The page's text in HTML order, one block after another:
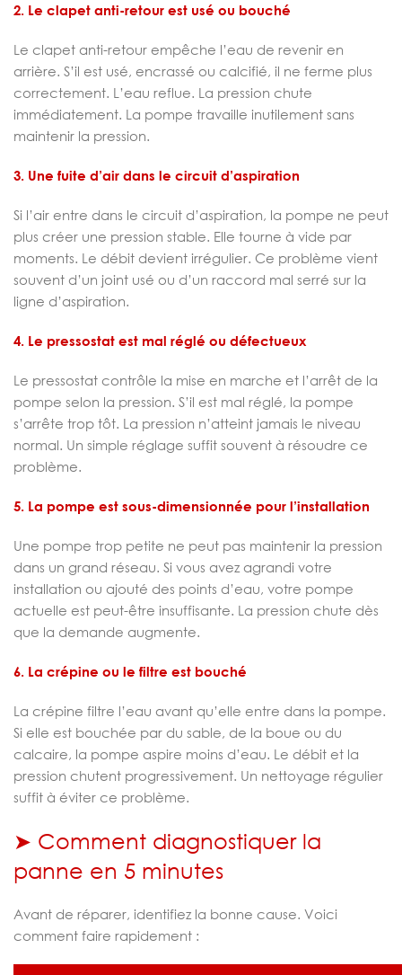
2. Le clapet anti-retour est usé ou bouché
Le clapet anti-retour empêche l’eau de revenir en
arrière. S’il est usé, encrassé ou calcifié, il ne ferme plus
correctement. L’eau reflue. La pression chute
immédiatement. La pompe travaille inutilement sans
maintenir la pression.
3. Une fuite d’air dans le circuit d’aspiration
Si l’air entre dans le circuit d’aspiration, la pompe ne peut
plus créer une pression stable. Elle tourne à vide par
moments. Le débit devient irrégulier. Ce problème vient
souvent d’un joint usé ou d’un raccord mal serré sur la
ligne d’aspiration.
4. Le pressostat est mal réglé ou défectueux
Le pressostat contrôle la mise en marche et l’arrêt de la
pompe selon la pression. S’il est mal réglé, la pompe
s’arrête trop tôt. La pression n’atteint jamais le niveau
normal. Un simple réglage suffit souvent à résoudre ce
problème.
5. La pompe est sous-dimensionnée pour l’installation
Une pompe trop petite ne peut pas maintenir la pression
dans un grand réseau. Si vous avez agrandi votre
installation ou ajouté des points d’eau, votre pompe
actuelle est peut-être insuffisante. La pression chute dès
que la demande augmente.
6. La crépine ou le filtre est bouché
La crépine filtre l’eau avant qu’elle entre dans la pompe.
Si elle est bouchée par du sable, de la boue ou du
calcaire, la pompe aspire moins d’eau. Le débit et la
pression chutent progressivement. Un nettoyage régulier
suffit à éviter ce problème.
➤ Comment diagnostiquer la
panne en 5 minutes
Avant de réparer, identifiez la bonne cause. Voici
comment faire rapidement :